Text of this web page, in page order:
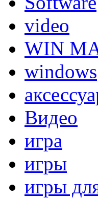
video
WIN
windows
Видео
игра
игры
игры